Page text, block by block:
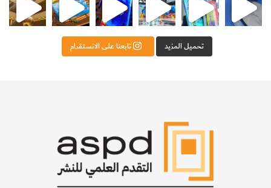
تحميل المزيد تابعنا على الانستقرام